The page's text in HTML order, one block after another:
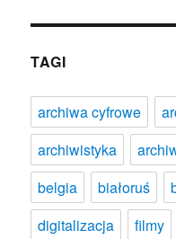
TAGI
archiwa cyfrowe
archiwistyka
belgia
białoruś
digitalizacja
filmy